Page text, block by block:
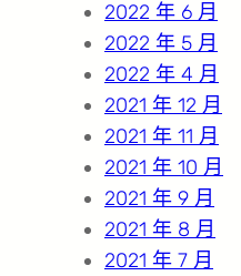
2022 年 6 月
2022 年 5 月
2022 年 4 月
2021 年 12 月
2021 年 11 月
2021 年 10 月
2021 年 9 月
2021 年 8 月
2021 年 7 月